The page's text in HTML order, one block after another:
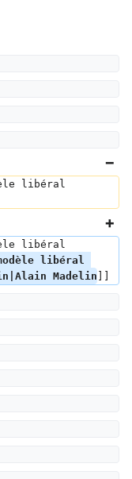
libéral
libéral
libéral
Madelin